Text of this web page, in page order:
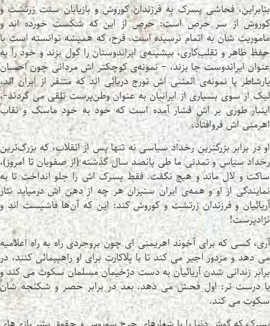
بنابراین، فحاشی پسرک به فرزندان کوروش و بازیابان سنت زرتشت و
کوروش از سر حرص است: حرص از این که شکست خورده اند و
ماموریت شان به اتمام نرسیده است. فرح، که همیشه توانسته است با
حفظ ظاهر و تقلب‌کاری، بیشینه‌ی ایراندوستان را گول بزند و خود را به
عنوان ایراندوست جا بزند، – نمونه‌ی کوچکتر اش مردانی چون احسان
یارشاطر یا نمونه‌ی المثنی اش تورج دریائی اند که متنفر از ایران اند،
لیک از سوی بسیاری از ایرانیان به عنوان وطن‌پرست تلقی می گردند-،
اینبار طوری بر اش فشار آمده است که خود به خود ماسک و نقاب
اهرمنی اش فروافتاد.
او در برابر بزرگترین رخداد سیاسی نه تنها پس از انقلاب، که بزرگ‌ترین
رخداد سیاس و تمدنی ما طی پانصد سال گذشته (از صفویان تا امروز)،
ساکت و لال ماند و هیچ نگفت. فقط پسرک اش را جلو انداخت تا به
نمایندگی از او و همه‌ی ایران ستیزان هر چه از دهن اش درمیاید نثار
آریائیان و فرزندان زرتشت و کوروش کند: این که آن‌ها فاشیست اند و
نژادپرست!
آری، کسی که برای آخوند اهریمنی ای چون بروجردی راه به راه اعلامیه
می دهد و مزدور اجیر می کند تا با پلاکارت برای او راهپیمائی کنند، در
برابر زندانی شدن آریائیان به دست دژخیمان مسلمان سکوت می کند و
یا درست تر: اول فحش می دهد. بعد در برابر حصر و شکنجه شان
سکوت می کند.